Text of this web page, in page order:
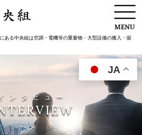
ある中央組は空調・電機等の重量物・大型設備の搬入・据
JA
ンタビュー